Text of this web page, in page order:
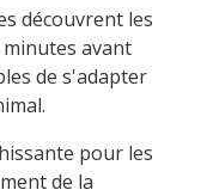
découvrent les
avant
de s'adapter
pour les
de la